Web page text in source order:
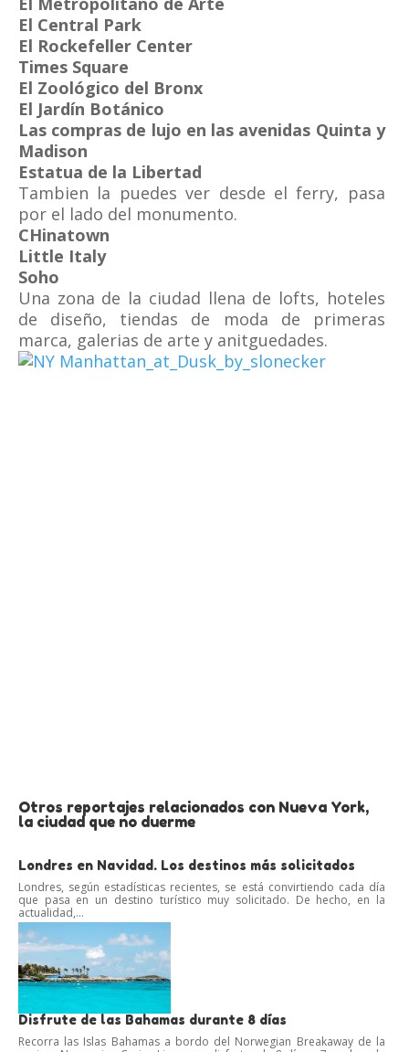
El Central Park
El Rockefeller Center
Times Square
El Zoológico del Bronx
El Jardín Botánico
Las compras de lujo en las avenidas Quinta y
Madison
Estatua de la Libertad
Tambien la puedes ver desde el ferry, pasa
por el lado del monumento.
CHinatown
Little Italy
Soho
Una zona de la ciudad llena de lofts, hoteles
de diseño, tiendas de moda de primeras
marca, galerias de arte y anitguedades.
Otros reportajes relacionados con Nueva York,
la ciudad que no duerme
Londres en Navidad. Los destinos más solicitados
Londres, según estadísticas recientes, se está convirtiendo cada día
que pasa en un destino turístico muy solicitado. De hecho, en la
actualidad,...
Disfrute de las Bahamas durante 8 días
Recorra las Islas Bahamas a bordo del Norwegian Breakaway de la